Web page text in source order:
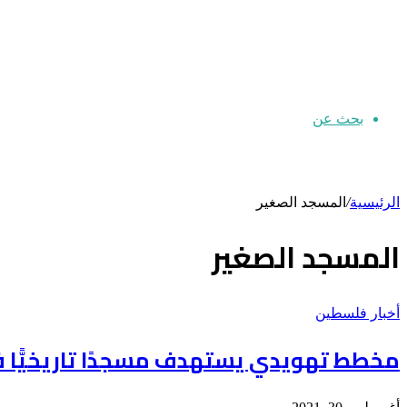
بحث عن
الرئيسية/ المسجد الصغير
المسجد الصغير
أخبار فلسطين
مخطط تهويدي يستهدف مسجدًا تاريخيًّا